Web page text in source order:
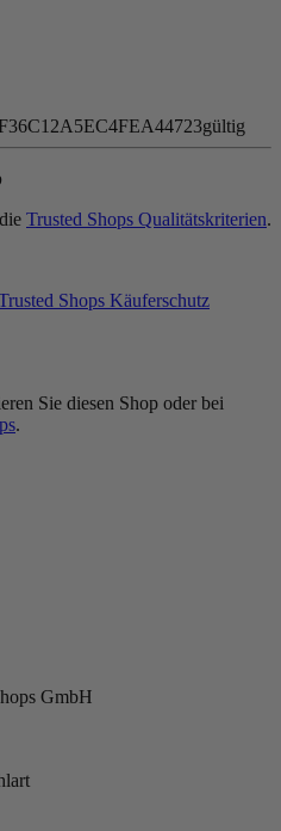
gültig
Trusted Shops Qualitätskriterien.
Shops Käuferschutz
Sie diesen Shop oder bei
.
GmbH